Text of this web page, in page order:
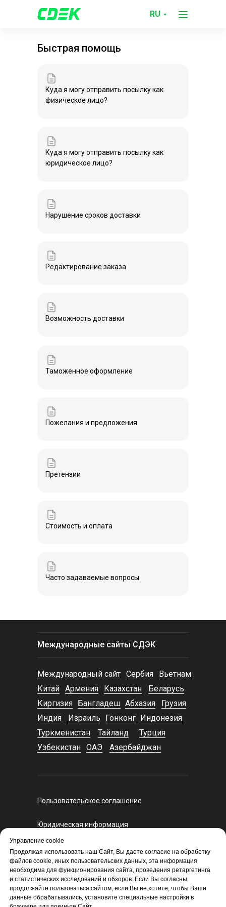
RU
Быстрая помощь
Таможенное оформление
Пожелания и предложения
Возможность доставки
Редактирование заказа
Куда я могу отправить посылку как
физическое лицо?
Куда я могу отправить посылку как
юридическое лицо?
Нарушение сроков доставки
Стоимость и оплата
Часто задаваемые вопросы
Претензии
Международные сайты СДЭК
Сербия
Вьетнам
Китай Армения Казахстан
Беларусь
Киргизия Бангладеш Абхазия Грузия
Международный сайт
Индия Израиль Гонконг Индонезия
Туркменистан
Турция
Узбекистан ОАЭ Азербайджан
Тайланд
Пользовательское соглашение
Юридическая информация
Политика конфиденциальности
Регламент оказания курьерских услуг
Политика экспертного и санкционного
контроля
Управление cookie
Продолжая использовать наш Сайт, Вы даете согласие на обработку
файлов cookie, иных пользовательских данных, эта информация
необходима для функционирования сайта, проведения ретаргетинга
и статистических исследований и обзоров. Если Вы согласны,
продолжайте пользоваться сайтом, если Вы не хотите, чтобы Ваши
данные обрабатывались, установите специальные настройки в